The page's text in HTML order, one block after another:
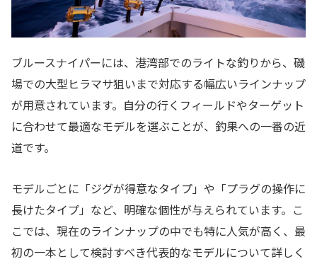
ブルースナイパーには、港湾部でのライトな釣りから、磯
場での大型ヒラマサ狙いまで対応する幅広いラインナップ
が用意されています。自分の行くフィールドやターゲット
に合わせて最適なモデルを選ぶことが、釣果への一番の近
道です。
モデルごとに「ジグが得意なタイプ」や「プラグの操作に
長けたタイプ」など、明確な個性が与えられています。こ
こでは、現在のラインナップの中でも特に人気が高く、最
初の一本として検討すべき代表的なモデルについて詳しく